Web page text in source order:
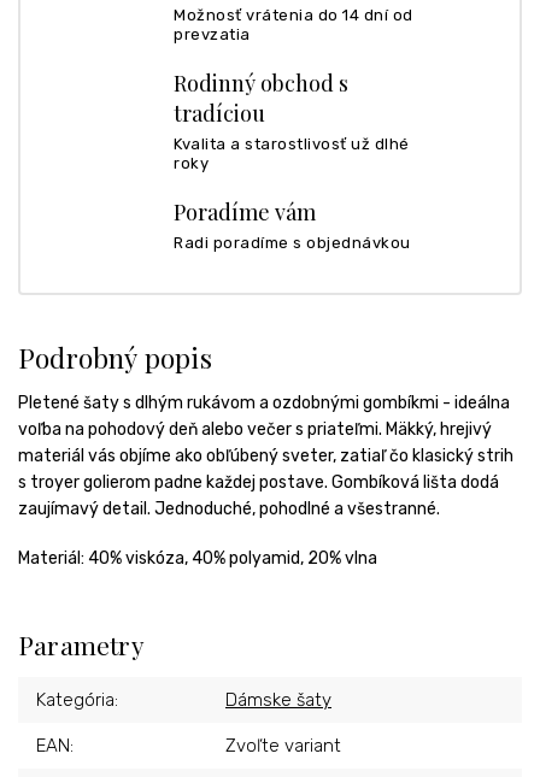
Možnosť vrátenia do 14 dní od
prevzatia
Rodinný obchod s
tradíciou
Kvalita a starostlivosť už dlhé
roky
Poradíme vám
Radi poradíme s objednávkou
Podrobný popis
Pletené šaty s dlhým rukávom a ozdobnými gombíkmi - ideálna
voľba na pohodový deň alebo večer s priateľmi. Mäkký, hrejivý
materiál vás objíme ako obľúbený sveter, zatiaľ čo klasický strih
s troyer golierom padne každej postave. Gombíková lišta dodá
zaujímavý detail. Jednoduché, pohodlné a všestranné.
Materiál: 40% viskóza, 40% polyamid, 20% vlna
Parametry
Kategória: Dámske šaty
EAN: Zvoľte variant